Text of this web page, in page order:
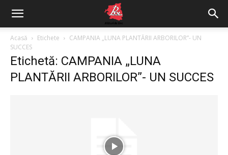
Acasă Etichete
CAMPANIA „LUNA PLANTĂRII ARBORILOR”- UN
SUCCES
Etichetă: CAMPANIA „LUNA
PLANTĂRII ARBORILOR”- UN SUCCES